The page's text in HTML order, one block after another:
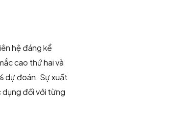
hệ đáng kể
cao thứ hai và
dự đoán. Sự xuất
đối với từng